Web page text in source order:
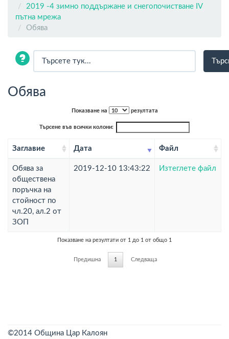
2019 -4 зимно поддържане и снегопочистване IV
пътна мрежа
Обява
Обява
Показване на резултата
Търсене във всички колони:
Заглавие Дата Файл
Обява за
обществена
поръчка на
стойност по
чл.20, ал.2 от
ЗОП
2019-12-10 13:43:22 Изтеглете файл
Показване на резултати от 1 до 1 от общо 1
Предишна 1 Следваща
©2014 Община Цар Калоян